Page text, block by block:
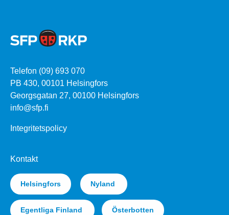
Telefon (09) 693 070
PB 430, 00101 Helsingfors
Georgsgatan 27, 00100 Helsingfors
info@sfp.fi
Integritetspolicy
Kontakt
Helsingfors Nyland
Egentliga Finland Österbotten